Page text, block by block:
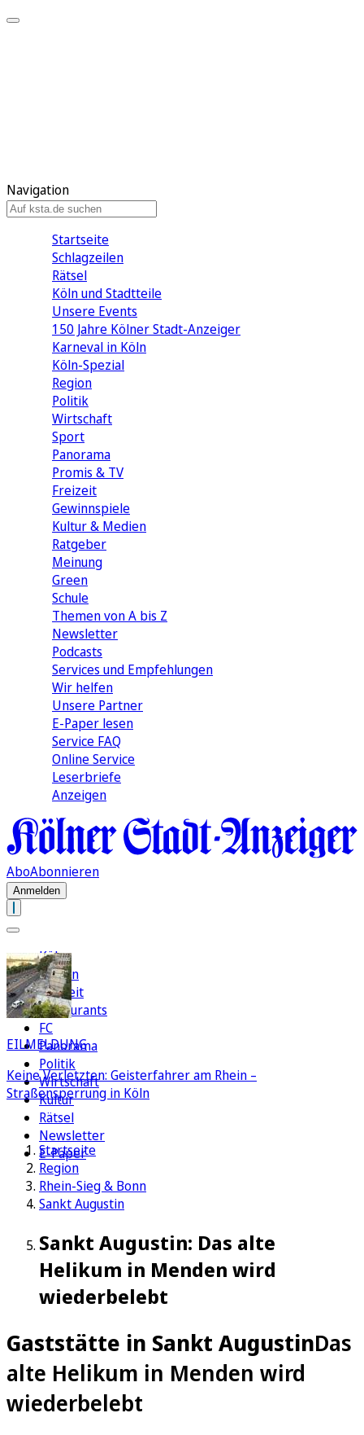
Navigation
Startseite
Schlagzeilen
Rätsel
Köln und Stadtteile
Unsere Events
150 Jahre Kölner Stadt-Anzeiger
Karneval in Köln
Köln-Spezial
Region
Politik
Wirtschaft
Sport
Panorama
Promis & TV
Freizeit
Gewinnspiele
Kultur & Medien
Ratgeber
Meinung
Green
Schule
Themen von A bis Z
Newsletter
Podcasts
Services und Empfehlungen
Wir helfen
Unsere Partner
E-Paper lesen
Service FAQ
Online Service
Leserbriefe
Anzeigen
AboAbonnieren
Anmelden
Köln
Region
Freizeit
Restaurants
FC
Panorama
Politik
Wirtschaft
Kultur
Rätsel
Newsletter
E-Paper
EILMELDUNG
Keine Verletzten: Geisterfahrer am Rhein –
Straßensperrung in Köln
Startseite
Region
Rhein-Sieg & Bonn
Sankt Augustin
Sankt Augustin: Das alte
Helikum in Menden wird
wiederbelebt
Gaststätte in Sankt AugustinDas
alte Helikum in Menden wird
wiederbelebt